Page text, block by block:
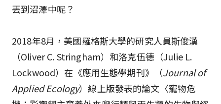
丟到沼澤中呢？
2018年8月，美國羅格斯大學的研究人員斯俊漢
（Oliver C. Stringham）和洛克伍德（Julie L.
Lockwood）在《應用生態學期刊》（Journal of
Applied Ecology）線上版發表的論文〈寵物危